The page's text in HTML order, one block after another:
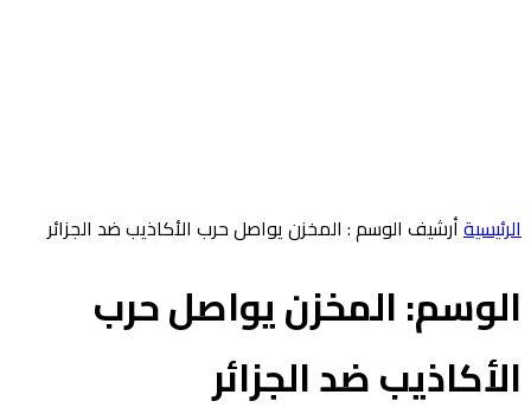
‫الرئيسية‬‫أرشيف الوسم :‬ المخزن يواصل حرب الأكاذيب ضد الجزائر
الوسم:المخزن يواصل حرب
الأكاذيب ضد الجزائر